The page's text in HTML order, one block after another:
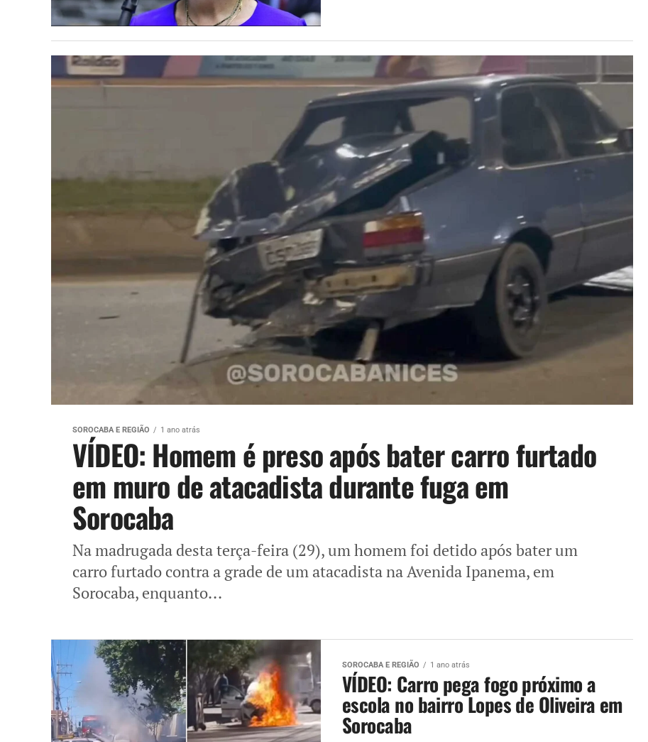
SOROCABA E REGIÃO 1 ano atrás
VÍDEO: Homem é preso após bater carro furtado
em muro de atacadista durante fuga em
Sorocaba
Na madrugada desta terça-feira (29), um homem foi detido após bater um
carro furtado contra a grade de um atacadista na Avenida Ipanema, em
Sorocaba, enquanto...
SOROCABA E REGIÃO 1 ano atrás
VÍDEO: Carro pega fogo próximo a
escola no bairro Lopes de Oliveira em
Sorocaba